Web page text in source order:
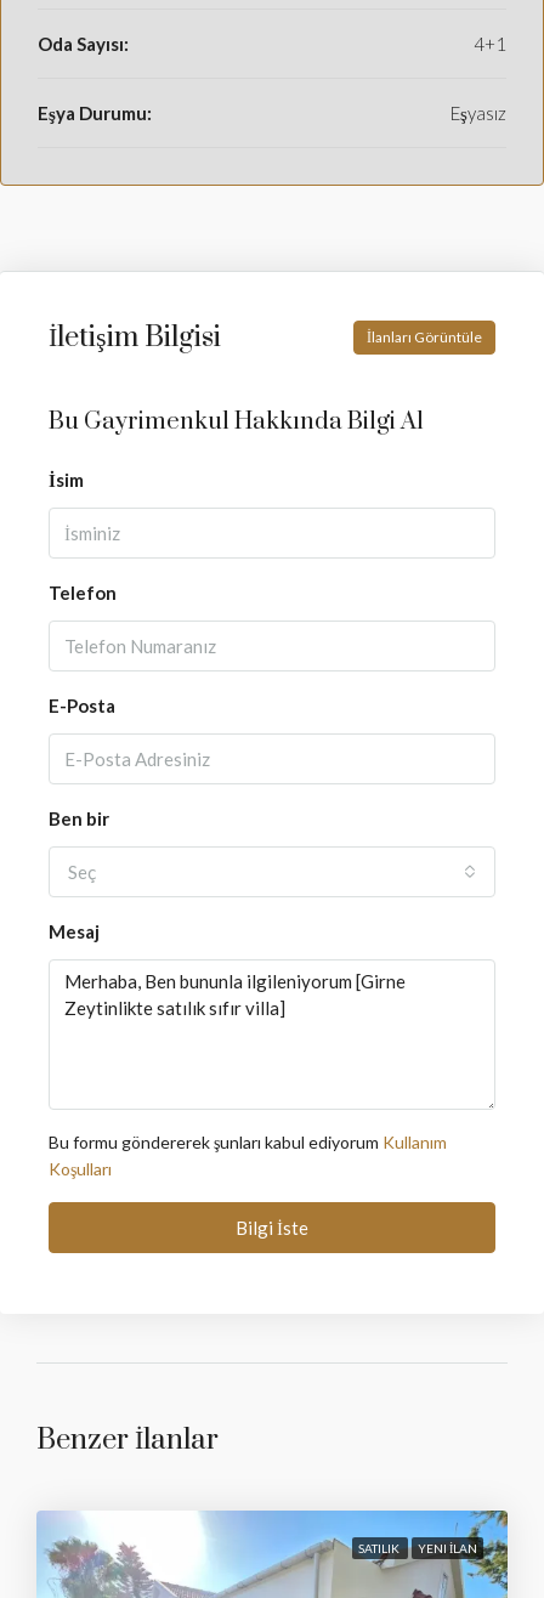
Oda Sayısı: 4+1
Eşya Durumu: Eşyasız
İletişim Bilgisi İlanları Görüntüle
Bu Gayrimenkul Hakkında Bilgi Al
İsim
Telefon
E-Posta
Ben bir
Seç
Mesaj
Bu formu göndererek şunları kabul ediyorum Kullanım
Koşulları
Bilgi İste
Benzer İlanlar
SATILIK YENI İLAN